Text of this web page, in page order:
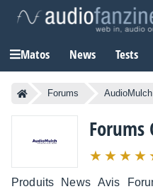
Matos News Tests
Forums AudioMulch
Produits News Avis